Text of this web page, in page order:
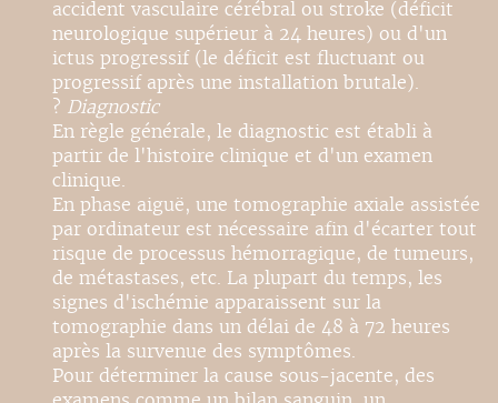
accident vasculaire cérébral ou stroke (déficit
neurologique supérieur à 24 heures) ou d'un
ictus progressif (le déficit est fluctuant ou
progressif après une installation brutale).
? Diagnostic
En règle générale, le diagnostic est établi à
partir de l'histoire clinique et d'un examen
clinique.
En phase aiguë, une tomographie axiale assistée
par ordinateur est nécessaire afin d'écarter tout
risque de processus hémorragique, de tumeurs,
de métastases, etc. La plupart du temps, les
signes d'ischémie apparaissent sur la
tomographie dans un délai de 48 à 72 heures
après la survenue des symptômes.
Pour déterminer la cause sous-jacente, des